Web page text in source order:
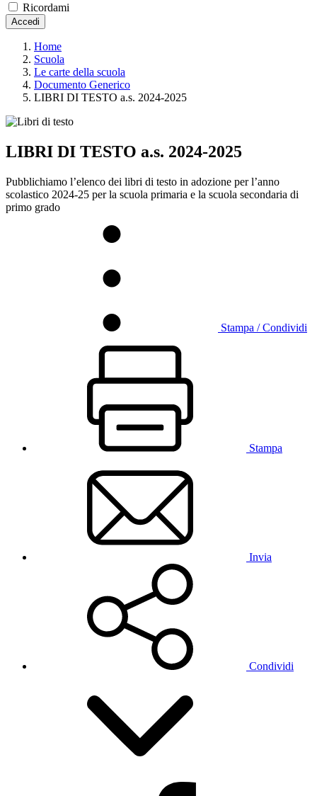
Ricordami
Accedi
Home
Scuola
Le carte della scuola
Documento Generico
LIBRI DI TESTO a.s. 2024-2025
LIBRI DI TESTO a.s. 2024-2025
Pubblichiamo l’elenco dei libri di testo in adozione per l’anno
scolastico 2024-25 per la scuola primaria e la scuola secondaria di
primo grado
Stampa / Condividi
Stampa
Invia
Condividi